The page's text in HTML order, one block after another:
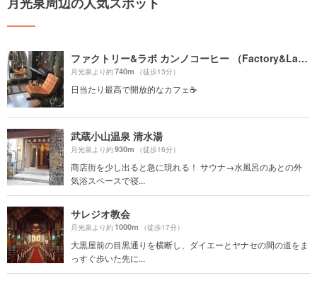
ファクトリー&ラボ カンノコーヒー （Factory&Labo 神乃珈琲）
月光泉より約740m （徒歩13分）
日当たり最高で開放的なカフェ☕️
武蔵小山温泉 清水湯
月光泉より約930m （徒歩16分）
商店街を少し出ると急に現れる！ サウナ→水風呂のあとの外
気浴スペースで寝...
サレジオ教会
月光泉より約1000m （徒歩17分）
大黒屋前の目黒通りを横断し、ダイエーとヤナセの間の道をま
っすぐ歩いた先に...